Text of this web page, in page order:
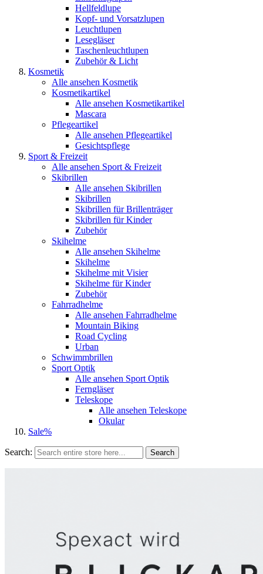
Hellfeldlupe
Kopf- und Vorsatzlupen
Leuchtlupen
Lesegläser
Taschenleuchtlupen
Zubehör & Licht
Kosmetik
Alle ansehen Kosmetik
Kosmetikartikel
Alle ansehen Kosmetikartikel
Mascara
Pflegeartikel
Alle ansehen Pflegeartikel
Gesichtspflege
Sport & Freizeit
Alle ansehen Sport & Freizeit
Skibrillen
Alle ansehen Skibrillen
Skibrillen
Skibrillen für Brillenträger
Skibrillen für Kinder
Zubehör
Skihelme
Alle ansehen Skihelme
Skihelme
Skihelme mit Visier
Skihelme für Kinder
Zubehör
Fahrradhelme
Alle ansehen Fahrradhelme
Mountain Biking
Road Cycling
Urban
Schwimmbrillen
Sport Optik
Alle ansehen Sport Optik
Ferngläser
Teleskope
Alle ansehen Teleskope
Okular
Sale%
Search: Search